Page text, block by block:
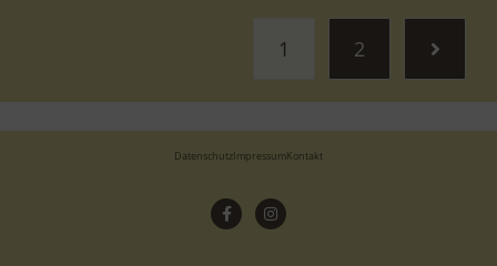
1 2
DatenschutzImpressumKontakt